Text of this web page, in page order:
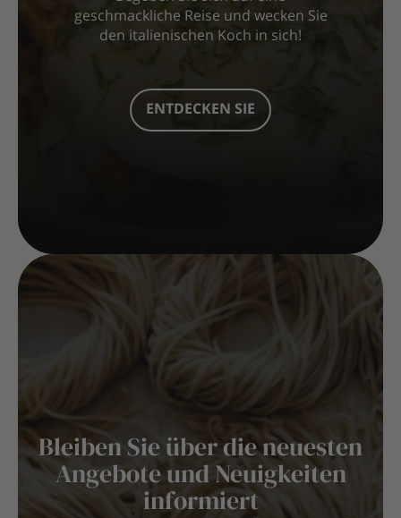
geschmackliche Reise und wecken Sie
den italienischen Koch in sich!
ENTDECKEN SIE
Bleiben Sie über die neuesten
Angebote und Neuigkeiten
informiert